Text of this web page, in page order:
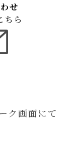
せ
ちら
ク画面にて